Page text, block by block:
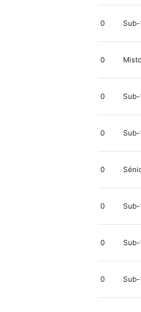
0 Sub-
0
0 Sub-
0 Sub-
0
0 Sub-
0 Sub-
0 Sub-